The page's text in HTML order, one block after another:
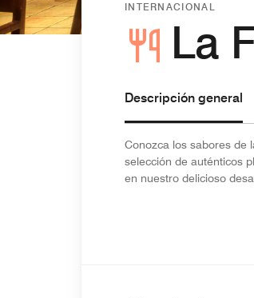
INTERNACIONAL
La
Descripción general
Conozca los sabores de
selección de auténticos
en nuestro delicioso